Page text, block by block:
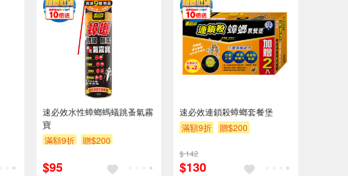
速必效水性蟑螂螞蟻跳蚤氣霧
寶
滿額9折
贈$200
$95
速必效連鎖殺蟑螂套餐堡
滿額9折
贈$200
$ 142
$130